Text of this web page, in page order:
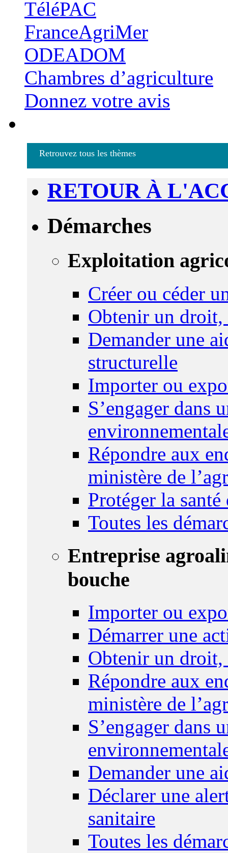
TéléPAC
FranceAgriMer
ODEADOM
Chambres d’agriculture
Donnez votre avis
Retrouvez tous les thèmes
RETOUR À
Démarches
Exploitation
Créer ou céder
Obtenir un droit,
Demander une
structurelle
Importer ou
S’engager dans
Répondre aux
ministère de
Protéger la
Toutes les
Entreprise
bouche
Importer ou
Démarrer une
Obtenir un droit,
Répondre aux
ministère de
S’engager dans
Demander une
Déclarer une
sanitaire
Toutes les